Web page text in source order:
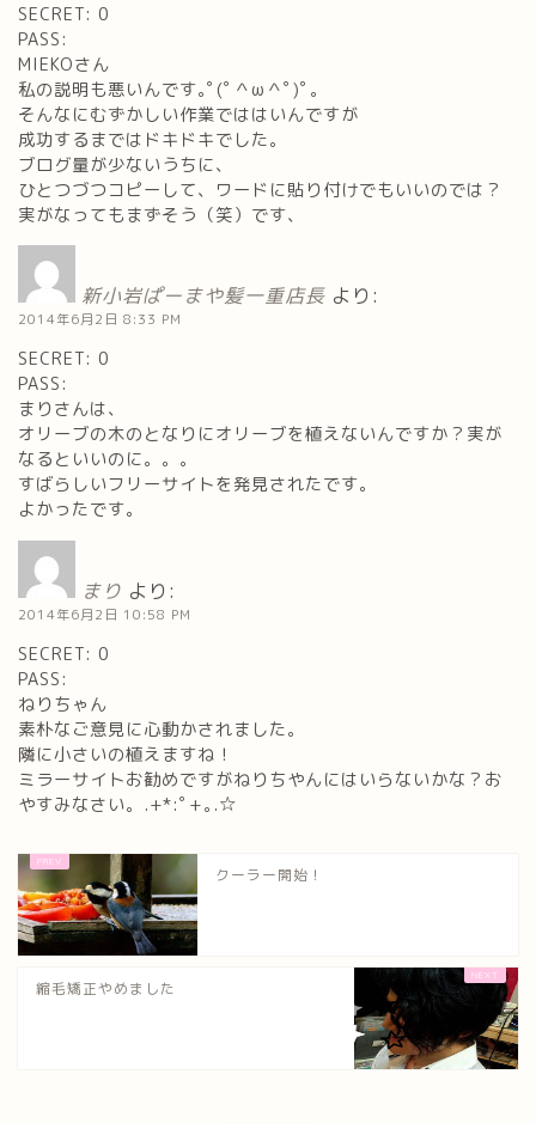
SECRET: 0
PASS:
MIEKOさん
私の説明も悪いんです｡ﾟ(ﾟ＾ω＾ﾟ)ﾟ｡
そんなにむずかしい作業でははいんですが
成功するまではドキドキでした。
ブログ量が少ないうちに、
ひとつづつコピーして、ワードに貼り付けでもいいのでは？
実がなってもまずそう（笑）です、
新小岩ぱーまや髪一重店長 より:
2014年6月2日 8:33 PM
SECRET: 0
PASS:
まりさんは、
オリーブの木のとなりにオリーブを植えないんですか？実が
なるといいのに。。。
すばらしいフリーサイトを発見されたです。
よかったです。
まり より:
2014年6月2日 10:58 PM
SECRET: 0
PASS:
ねりちゃん
素朴なご意見に心動かされました。
隣に小さいの植えますね！
ミラーサイトお勧めですがねりちやんにはいらないかな？お
やすみなさい。.+*:ﾟ+｡.☆
クーラー開始！
縮毛矯正やめました